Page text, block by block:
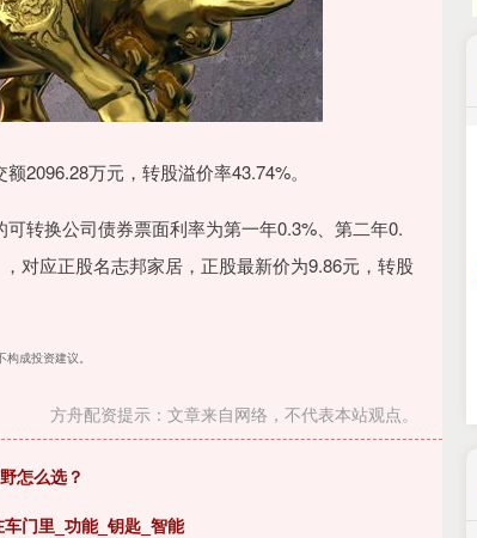
2096.28万元，转股溢价率43.74%。
转换公司债券票面利率为第一年0.3%、第二年0.
对应正股名志邦家居，正股最新价为9.86元，转股
成投资建议。
方舟配资提示：文章来自网络，不代表本站观点。
怎么选？
门里_功能_钥匙_智能
14110.12